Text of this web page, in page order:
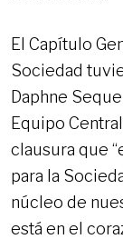
El Capítulo
Sociedad
Daphne
Equipo
clausura que
para la
núcleo de
está en el